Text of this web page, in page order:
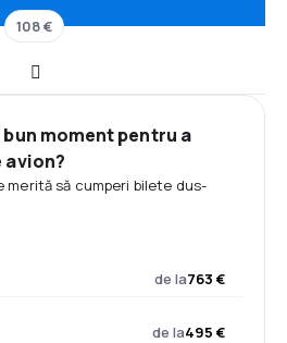
108 €
moment pentru a
avion?
să cumperi bilete dus-
de la763 €
de la495 €